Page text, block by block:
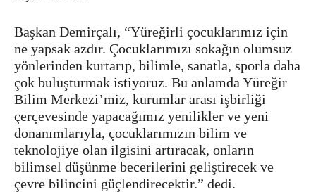
Başkan Demirçalı, “Yüreğirli çocuklarımız için
ne yapsak azdır. Çocuklarımızı sokağın olumsuz
yönlerinden kurtarıp, bilimle, sanatla, sporla daha
çok buluşturmak istiyoruz. Bu anlamda Yüreğir
Bilim Merkezi’miz, kurumlar arası işbirliği
çerçevesinde yapacağımız yenilikler ve yeni
donanımlarıyla, çocuklarımızın bilim ve
teknolojiye olan ilgisini artıracak, onların
bilimsel düşünme becerilerini geliştirecek ve
çevre bilincini güçlendirecektir.” dedi.